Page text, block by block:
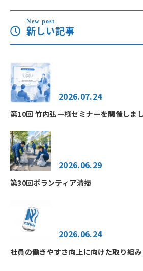
New post
新しい記事
2026.07.24
第10回 竹内弘一様セミナーを開催しま
2026.06.29
第30回ボランティア清掃
2026.06.24
社員の働きやすさ向上に向けた取り組